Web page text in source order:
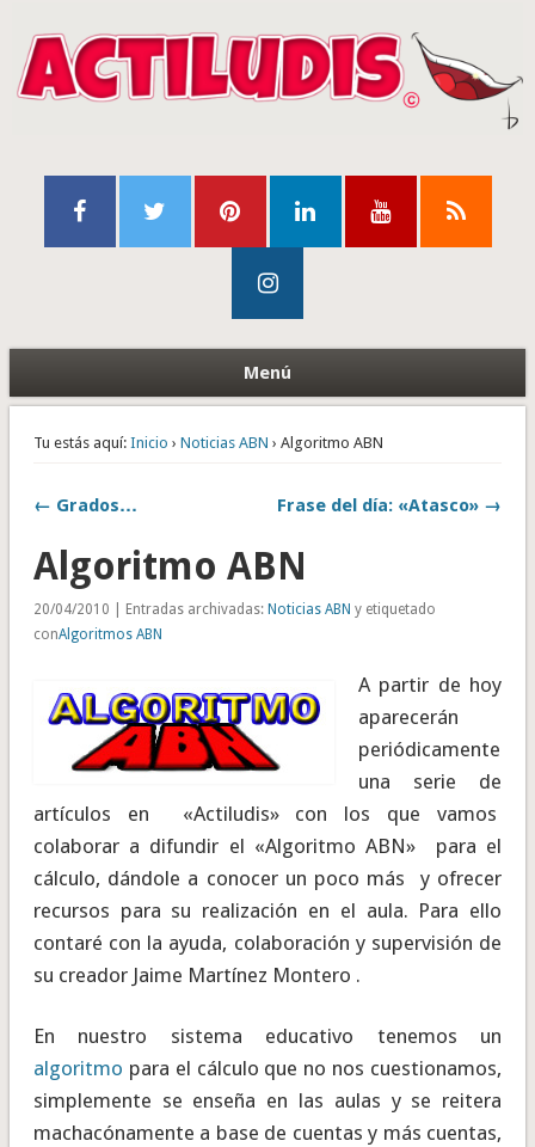
Menú
Tu estás aquí: Inicio › Noticias ABN › Algoritmo ABN
← Grados… Frase del día: «Atasco» →
Algoritmo ABN
20/04/2010 | Entradas archivadas: Noticias ABN y etiquetado
conAlgoritmos ABN
A partir de hoy
aparecerán
periódicamente
una serie de
artículos en «Actiludis» con los que vamos
colaborar a difundir el «Algoritmo ABN» para el
cálculo, dándole a conocer un poco más y ofrecer
recursos para su realización en el aula. Para ello
contaré con la ayuda, colaboración y supervisión de
su creador Jaime Martínez Montero .
En nuestro sistema educativo tenemos un
algoritmo para el cálculo que no nos cuestionamos,
simplemente se enseña en las aulas y se reitera
machacónamente a base de cuentas y más cuentas,